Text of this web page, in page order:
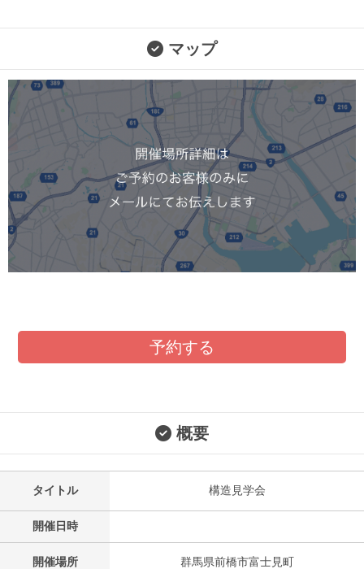
マップ
予約する
概要
タイトル 構造見学会
開催日時
開催場所 群馬県前橋市富士見町